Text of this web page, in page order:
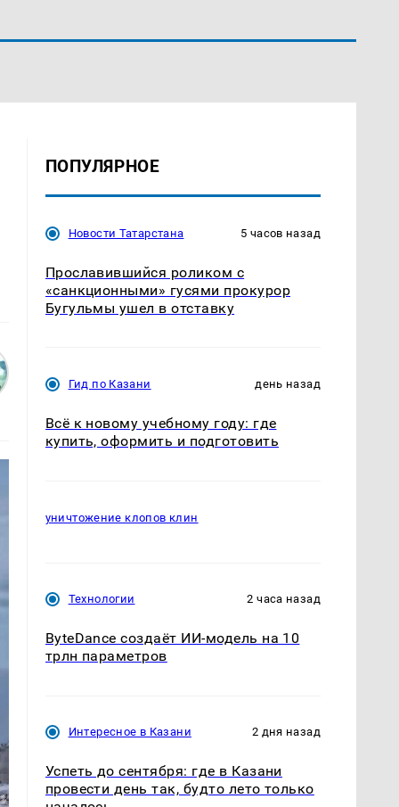
ПОПУЛЯРНОЕ
Новости Татарстана 5 часов назад
Прославившийся роликом с
«санкционными» гусями прокурор
Бугульмы ушел в отставку
Гид по Казани день назад
Всё к новому учебному году: где
купить, оформить и подготовить
уничтожение клопов клин
Технологии 2 часа назад
ByteDance создаёт ИИ-модель на 10
трлн параметров
Интересное в Казани 2 дня назад
Успеть до сентября: где в Казани
провести день так, будто лето только